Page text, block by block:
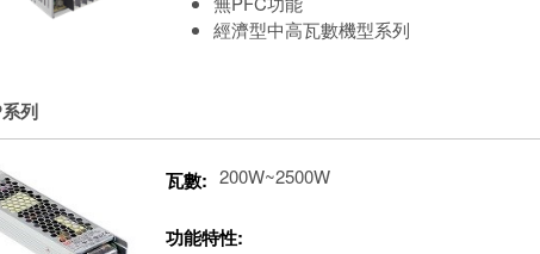
經濟型中高瓦數機型系列
列
瓦數: 200W~2500W
功能特性: